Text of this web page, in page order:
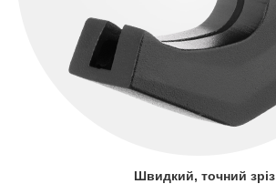
Швидкий, точний зріз